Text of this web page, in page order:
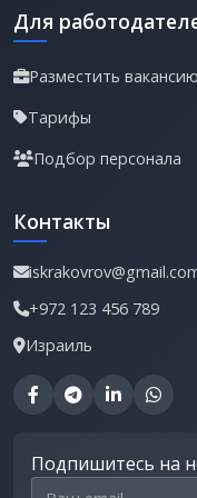
Для
Разместить вакансию
Тарифы
Подбор персонала
Контакты
+972 123 456 789
Израиль
Подпишитесь на
Email для подписки